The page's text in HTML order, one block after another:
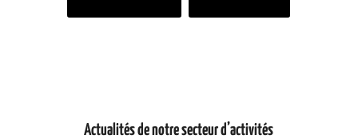
Actualités de notre secteur d’activités